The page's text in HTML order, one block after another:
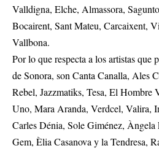
Valldigna, Elche, Almassora,
Bocairent, Sant Mateu, Carcaixent,
Vallbona.
Por lo que respecta a los artistas que
de Sonora, son Canta Canalla, Ales
Rebel, Jazzmatiks, Tesa, El
Uno, Mara Aranda, Verdcel, Valira,
Carles Dénia, Sole Giménez,
Gem, Èlia Casanova y la Tendresa,